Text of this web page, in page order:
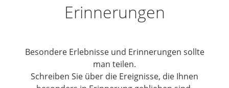
Erinnerungen
Besondere Erlebnisse und Erinnerungen sollte
man teilen.
Schreiben Sie über die Ereignisse, die Ihnen